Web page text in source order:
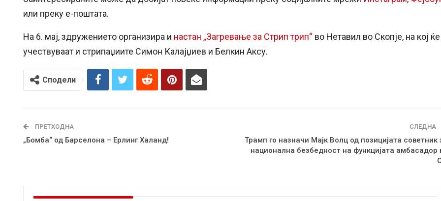
или преку е-поштата.
На 6. мај, здружението организира и настан „Загревање за Стрип трип“ во Нетавил во Скопје, на кој ќе
учествуваат и стрипаџиите Симон Калајџиев и Белкин Аксу.
Сподели
ПРЕТХОДНА
„Бомба“ од Барселона – Ерлинг Халанд!
СЛЕДНА
Трамп го назначи Мајк Волц од позицијата советник
национална безбедност на функцијата амбасадор